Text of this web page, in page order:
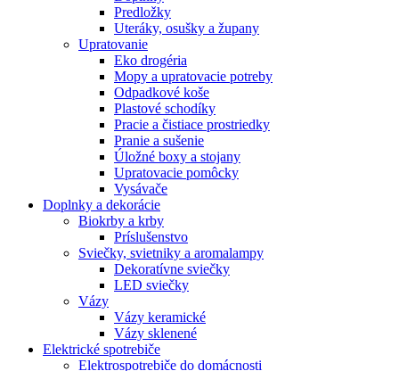
Predložky
Uteráky, osušky a župany
Upratovanie
Eko drogéria
Mopy a upratovacie potreby
Odpadkové koše
Plastové schodíky
Pracie a čistiace prostriedky
Pranie a sušenie
Úložné boxy a stojany
Upratovacie pomôcky
Vysávače
Doplnky a dekorácie
Biokrby a krby
Príslušenstvo
Sviečky, svietniky a aromalampy
Dekoratívne sviečky
LED sviečky
Vázy
Vázy keramické
Vázy sklenené
Elektrické spotrebiče
Elektrospotrebiče do domácnosti